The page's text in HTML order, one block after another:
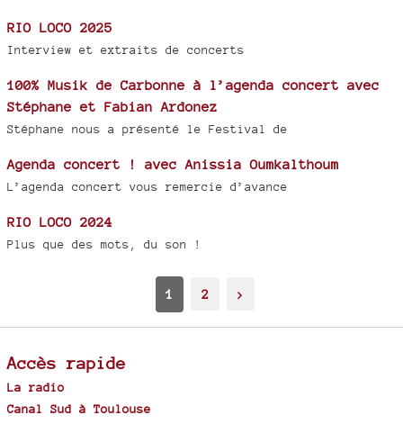
RIO LOCO 2025
Interview et extraits de concerts
100% Musik de Carbonne à l’agenda concert avec
Stéphane et Fabian Ardonez
Stéphane nous a présenté le Festival de
Agenda concert ! avec Anissia Oumkalthoum
L’agenda concert vous remercie d’avance
RIO LOCO 2024
Plus que des mots, du son !
1 2 >
Accès rapide
La radio
Canal Sud à Toulouse